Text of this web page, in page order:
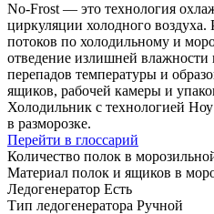
No-Frost — это технология
циркуляции холодного воздуха.
потоков по холодильному и
отведение излишней влажности
перепадов температуры и
ящиков, рабочей камеры и
Холодильник с технологией
в разморозке.
Перейти в глоссарий
Количество полок в
Материал полок и ящиков в
Ледогенератор Есть
Тип ледогенератора Ручной